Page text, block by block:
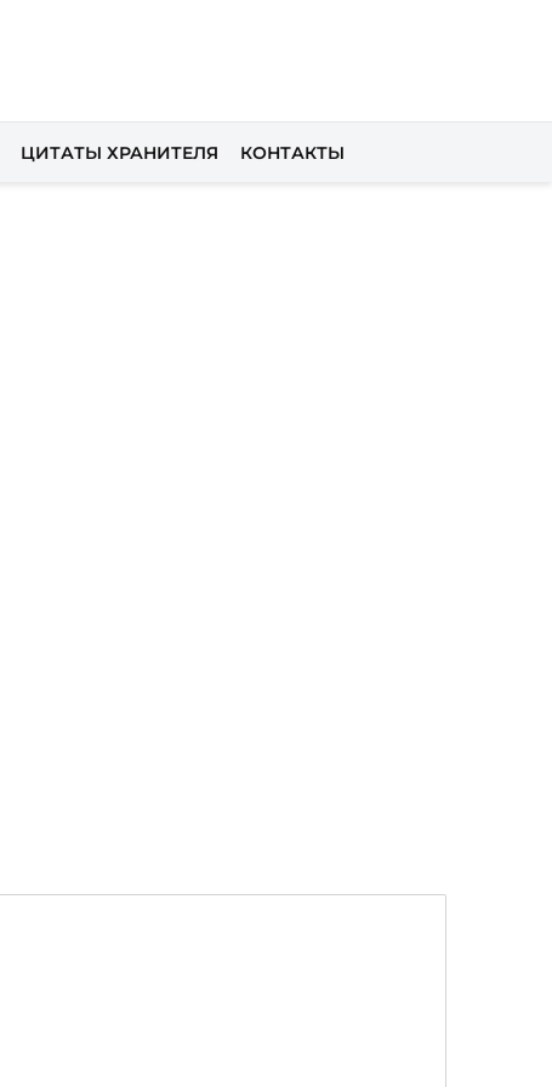
ЦИТАТЫ ХРАНИТЕЛЯ КОНТАКТЫ